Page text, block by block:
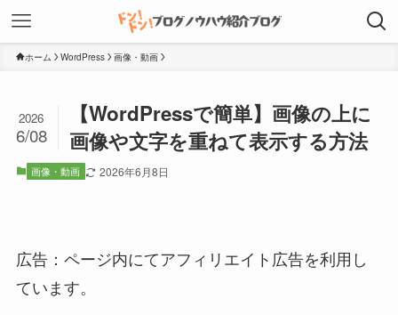
ホーム WordPress 画像・動画
【WordPressで簡単】画像の上に
画像や文字を重ねて表示する方法
2026
6/08
画像・動画 2026年6月8日
広告：ページ内にてアフィリエイト広告を利用し
ています。